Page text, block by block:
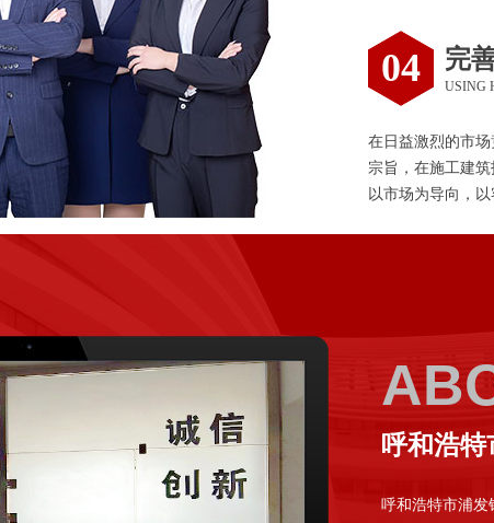
04 完
USING
在日益激烈的市
宗旨，在施工建
以市场为导向，
呼和浩
呼和浩特市浦发